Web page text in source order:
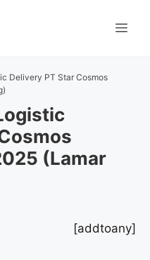
Delivery PT Star Cosmos
(Lamar
[addtoany]